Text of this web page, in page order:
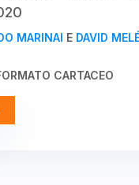
MARINAI E DAVID
CARTACEO